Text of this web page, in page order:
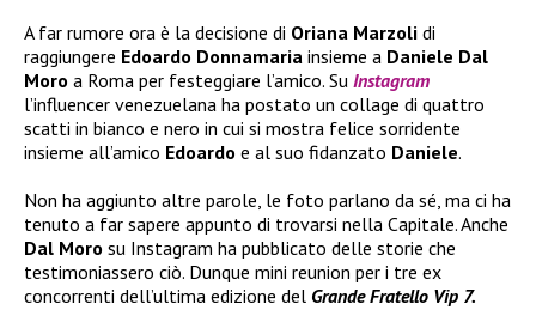
A far rumore ora è la decisione di Oriana Marzoli di
raggiungere Edoardo Donnamaria insieme a Daniele Dal
Moro a Roma per festeggiare l’amico. Su Instagram
l’influencer venezuelana ha postato un collage di quattro
scatti in bianco e nero in cui si mostra felice sorridente
insieme all’amico Edoardo e al suo fidanzato Daniele.
Non ha aggiunto altre parole, le foto parlano da sé, ma ci ha
tenuto a far sapere appunto di trovarsi nella Capitale. Anche
Dal Moro su Instagram ha pubblicato delle storie che
testimoniassero ciò. Dunque mini reunion per i tre ex
concorrenti dell’ultima edizione del Grande Fratello Vip 7.